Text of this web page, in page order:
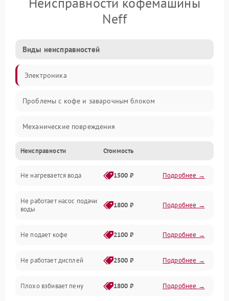
Neff
Виды неисправностей
Электроника
Проблемы с кофе и заварочным блоком
Механические повреждения
Прочие неисправности
Включение и работа
Проблемы с водой
Проблемы с капучинатором и паром
Управление и электроника
Программное обеспечение
Неисправности Стоимость
Не нагревается вода 1500 ₽ Подробнее →
Не работает насос подачи
воды
1800 ₽ Подробнее →
Не подает кофе 2100 ₽ Подробнее →
Не работает дисплей 2500 ₽ Подробнее →
Плохо взбивает пену 1800 ₽ Подробнее →